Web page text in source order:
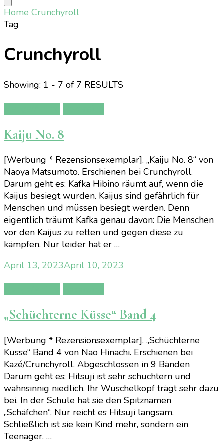
Home Crunchyroll
Tag
Crunchyroll
Showing: 1 - 7 of 7 RESULTS
Kaiju No. 8
[Werbung * Rezensionsexemplar]. „Kaiju No. 8“ von
Naoya Matsumoto. Erschienen bei Crunchyroll.
Darum geht es: Kafka Hibino räumt auf, wenn die
Kaijus besiegt wurden. Kaijus sind gefährlich für
Menschen und müssen besiegt werden. Denn
eigentlich träumt Kafka genau davon: Die Menschen
vor den Kaijus zu retten und gegen diese zu
kämpfen. Nur leider hat er …
April 13, 2023April 10, 2023
„Schüchterne Küsse“ Band 4
[Werbung * Rezensionsexemplar]. „Schüchterne
Küsse“ Band 4 von Nao Hinachi. Erschienen bei
Kazé/Crunchyroll. Abgeschlossen in 9 Bänden
Darum geht es: Hitsuji ist sehr schüchtern und
wahnsinnig niedlich. Ihr Wuschelkopf trägt sehr dazu
bei. In der Schule hat sie den Spitznamen
„Schäfchen“. Nur reicht es Hitsuji langsam.
Schließlich ist sie kein Kind mehr, sondern ein
Teenager. …